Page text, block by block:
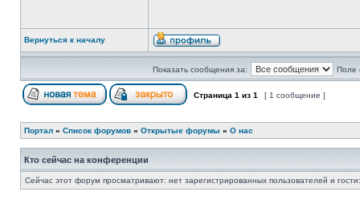
Вернуться к началу
Показать сообщения за: Поле
Страница 1 из 1 [ 1 сообщение ]
Портал » Список форумов » Открытые форумы » О нас
Кто сейчас на конференции
Сейчас этот форум просматривают: нет зарегистрированных пользователей и